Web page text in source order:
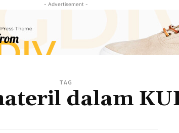
- Advertisement -
TAG
dalam